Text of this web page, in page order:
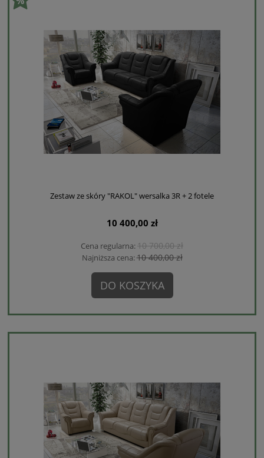
Zestaw ze skóry "RAKOL" wersalka 3R + 2 fotele
10 400,00 zł
Cena regularna:10 700,00 zł
Najniższa cena:10 400,00 zł
DO KOSZYKA